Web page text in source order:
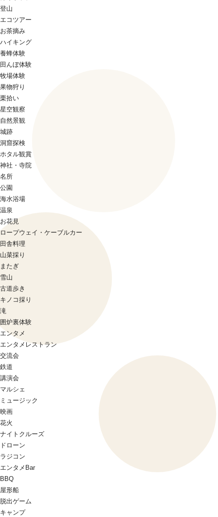
登山
エコツアー
お茶摘み
ハイキング
養蜂体験
田んぼ体験
牧場体験
果物狩り
栗拾い
星空観察
自然景観
城跡
洞窟探検
ホタル観賞
神社・寺院
名所
公園
海水浴場
温泉
お花見
ロープウェイ・ケーブルカー
田舎料理
山菜採り
またぎ
雪山
古道歩き
キノコ採り
滝
囲炉裏体験
エンタメ
エンタメレストラン
交流会
鉄道
講演会
マルシェ
ミュージック
映画
花火
ナイトクルーズ
ドローン
ラジコン
エンタメBar
BBQ
屋形船
脱出ゲーム
キャンプ